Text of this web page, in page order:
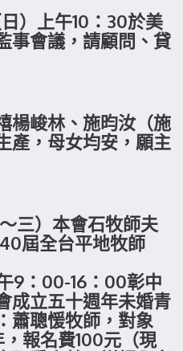
）上午10：30於美
事會議，請顧問、貸
楊峻林、施昀汝（施
產，母女均安，願主
三）本會石牧師夫
屆全台平地牧師
9：00-16：00彰中
成立五十週年未婚青
蕭聰愋牧師，對象
報名費100元（現